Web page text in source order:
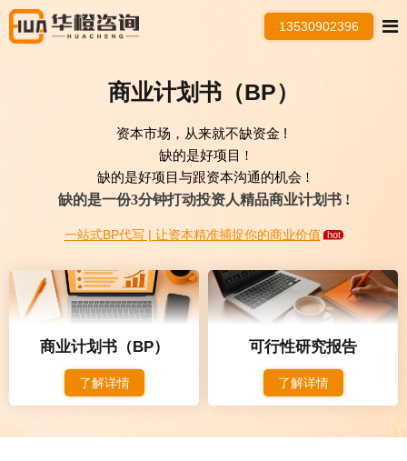
13530902396
商业计划书（BP）
资本市场，从来就不缺资金 !
缺的是好项目 !
缺的是好项目与跟资本沟通的机会 !
缺的是一份3分钟打动投资人精品商业计划书 !
一站式BP代写 | 让资本精准捕捉你的商业价值
商业计划书（BP）
了解详情
可行性研究报告
了解详情